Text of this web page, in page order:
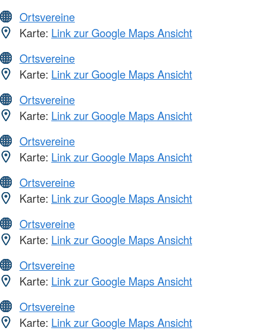
Ortsvereine
Karte: Link zur Google Maps Ansicht
Ortsvereine
Karte: Link zur Google Maps Ansicht
Ortsvereine
Karte: Link zur Google Maps Ansicht
Ortsvereine
Karte: Link zur Google Maps Ansicht
Ortsvereine
Karte: Link zur Google Maps Ansicht
Ortsvereine
Karte: Link zur Google Maps Ansicht
Ortsvereine
Karte: Link zur Google Maps Ansicht
Ortsvereine
Karte: Link zur Google Maps Ansicht